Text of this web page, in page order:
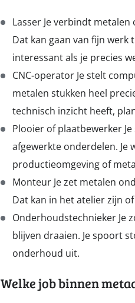
Lasser Je verbindt
Dat kan gaan van fijn
interessant als je precies
CNC-operator Je stelt
metalen stukken heel
technisch inzicht heeft,
Plooier of plaatbewerker
afgewerkte onderdelen. Je
productieomgeving of
Monteur Je zet metalen
Dat kan in het atelier zijn
Onderhoudstechnieker Je
blijven draaien. Je spoort
onderhoud uit.
Welke job binnen